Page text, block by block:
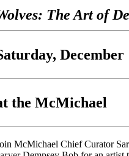
The Art of
December
the McMichael
McMichael Chief Curator